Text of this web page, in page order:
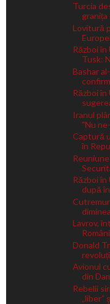
Turcia
granița
Lovitură
Război în
Tusk:
Bashar
Război în
Iranul
"Nu
Captură
în
Război în
după
Lavrov,
Donald
Avionul
din
Rebelii
„liber”